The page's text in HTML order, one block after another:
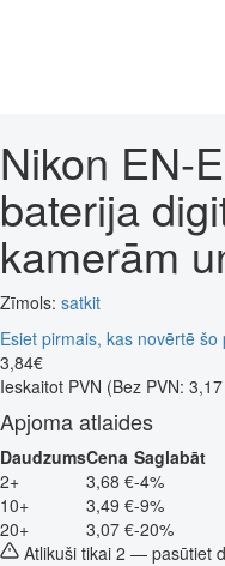
Nikon EN-
baterija
kamerām
Zīmols: satkit
Esiet pirmais, kas novērtē šo
3,84€
Ieskaitot PVN (Bez PVN:
Apjoma atlaides
DaudzumsCena Saglabāt
2+
3,68 €-4%
10+
3,49 €-9%
20+
3,07 €-20%
Atlikuši tikai 2 — pasūtiet